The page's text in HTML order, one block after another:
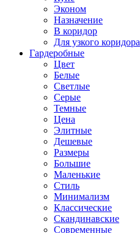
Эконом
Назначение
В коридор
Для узкого коридора
Гардеробные
Цвет
Белые
Светлые
Серые
Темные
Цена
Элитные
Дешевые
Размеры
Большие
Маленькие
Стиль
Минимализм
Классические
Скандинавские
Современные